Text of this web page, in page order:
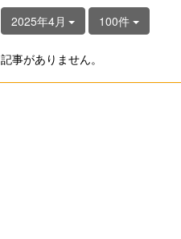
2025年4月 100件
記事がありません。